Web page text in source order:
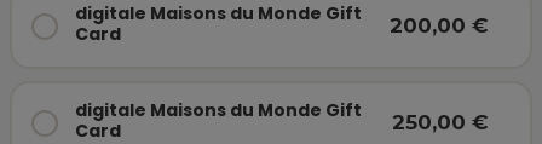
digitale Maisons du Monde Gift
Card
200,00 €
digitale Maisons du Monde Gift
Card
250,00 €